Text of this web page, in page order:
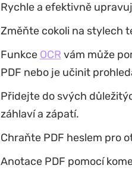
Rychle a efektivně
Změňte cokoli na stylech
Funkce OCR vám může
PDF nebo je učinit
Přidejte do svých
záhlaví a zápatí.
Chraňte PDF heslem pro
Anotace PDF pomocí